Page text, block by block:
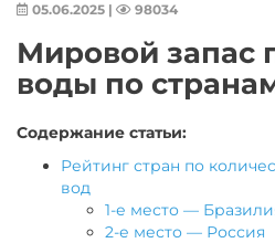
05.06.2025 | 98034
Мировой запас
воды по
Содержание статьи:
Рейтинг стран по
вод
1-е место —
2-е место — Россия